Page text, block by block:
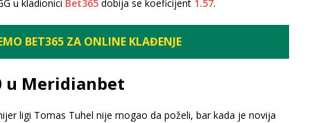
u kladionici Bet365 dobija se koeficijent 1.57.
BET365 ZA ONLINE KLAĐENJE
u Meridianbet
ligi Tomas Tuhel nije mogao da poželi, bar kada je novija